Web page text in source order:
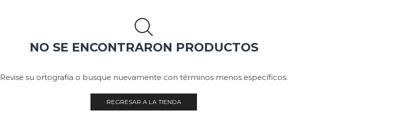
NO SE ENCONTRARON PRODUCTOS
Revise su ortografía o busque nuevamente con términos menos específicos.
REGRESAR A LA TIENDA